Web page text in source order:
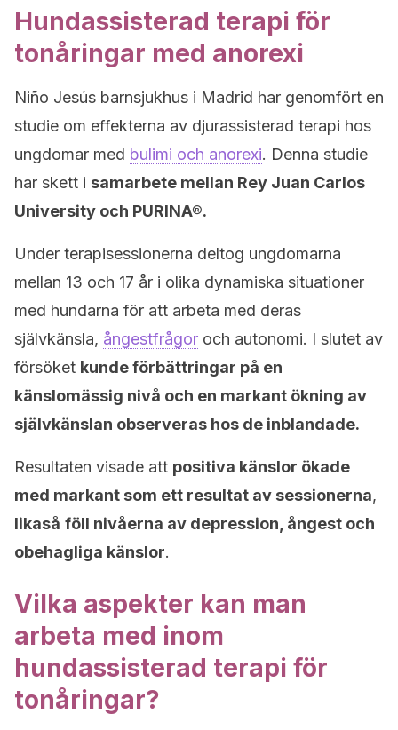
Hundassisterad terapi för
tonåringar med anorexi
Niño Jesús barnsjukhus i Madrid har genomfört en
studie om effekterna av djurassisterad terapi hos
ungdomar med bulimi och anorexi. Denna studie
har skett i samarbete mellan Rey Juan Carlos
University och PURINA®.
Under terapisessionerna deltog ungdomarna
mellan 13 och 17 år i olika dynamiska situationer
med hundarna för att arbeta med deras
självkänsla, ångestfrågor och autonomi. I slutet av
försöket kunde förbättringar på en
känslomässig nivå och en markant ökning av
självkänslan observeras hos de inblandade.
Resultaten visade att positiva känslor ökade
med markant som ett resultat av sessionerna,
likaså föll nivåerna av depression, ångest och
obehagliga känslor.
Vilka aspekter kan man
arbeta med inom
hundassisterad terapi för
tonåringar?